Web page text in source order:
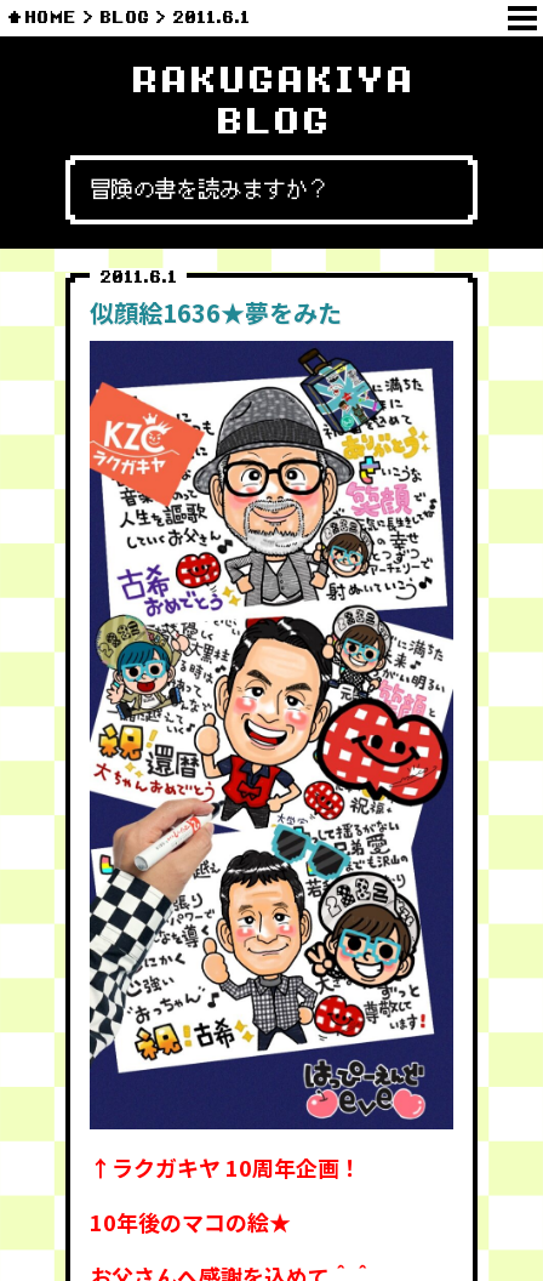
HOME BLOG 2011.6.1
RAKUGAKIYA
BLOG
冒険の書を読みますか？
2011.6.1
似顔絵1636★夢をみた
↑ラクガキヤ 10周年企画！
10年後のマコの絵★